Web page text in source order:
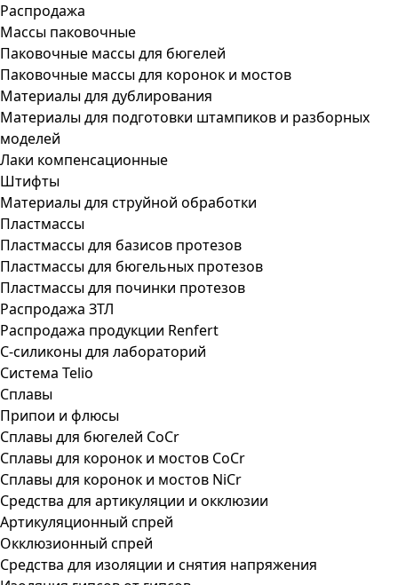
Распродажа
Массы паковочные
Паковочные массы для бюгелей
Паковочные массы для коронок и мостов
Материалы для дублирования
Материалы для подготовки штампиков и разборных
моделей
Лаки компенсационные
Штифты
Материалы для струйной обработки
Пластмассы
Пластмассы для базисов протезов
Пластмассы для бюгельных протезов
Пластмассы для починки протезов
Распродажа ЗТЛ
Распродажа продукции Renfert
С-силиконы для лабораторий
Система Telio
Сплавы
Припои и флюсы
Сплавы для бюгелей CoCr
Сплавы для коронок и мостов CoCr
Сплавы для коронок и мостов NiCr
Средства для артикуляции и окклюзии
Артикуляционный спрей
Окклюзионный спрей
Средства для изоляции и снятия напряжения